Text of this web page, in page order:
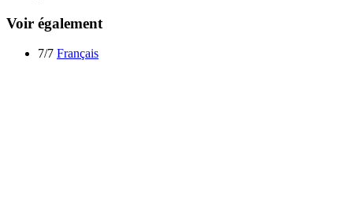
Voir également
7/7 Français